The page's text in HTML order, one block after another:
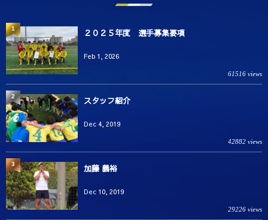
２０２５年度 選手募集要項
Feb 1, 2026
61516 views
1
スタッフ紹介
Dec 4, 2019
42882 views
2
加藤 義裕
Dec 10, 2019
29226 views
3